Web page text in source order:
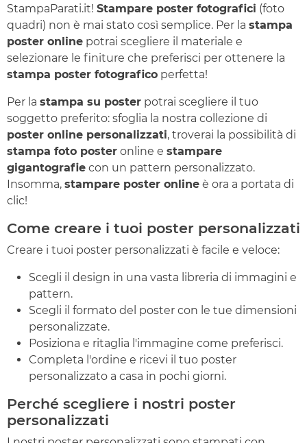
StampaParati.it! Stampare poster fotografici (foto
quadri) non è mai stato così semplice. Per la stampa
poster online potrai scegliere il materiale e
selezionare le finiture che preferisci per ottenere la
stampa poster fotografico perfetta!
Per la stampa su poster potrai scegliere il tuo
soggetto preferito: sfoglia la nostra collezione di
poster online personalizzati, troverai la possibilità di
stampa foto poster online e stampare
gigantografie con un pattern personalizzato.
Insomma, stampare poster online è ora a portata di
clic!
Come creare i tuoi poster personalizzati
Creare i tuoi poster personalizzati è facile e veloce:
Scegli il design in una vasta libreria di immagini e
pattern.
Scegli il formato del poster con le tue dimensioni
personalizzate.
Posiziona e ritaglia l'immagine come preferisci.
Completa l'ordine e ricevi il tuo poster
personalizzato a casa in pochi giorni.
Perché scegliere i nostri poster
personalizzati